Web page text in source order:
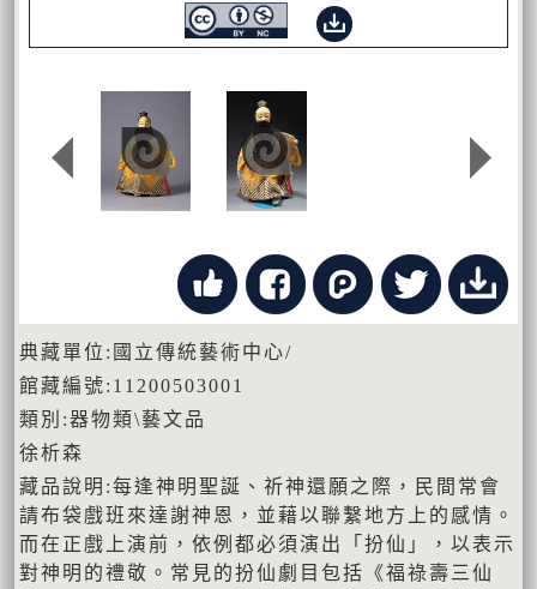
典藏單位:國立傳統藝術中心/
館藏編號:11200503001
類別:器物類\藝文品
徐析森
藏品說明:每逢神明聖誕、祈神還願之際，民間常會
請布袋戲班來達謝神恩，並藉以聯繫地方上的感情。
而在正戲上演前，依例都必須演出「扮仙」，以表示
對神明的禮敬。常見的扮仙劇目包括《福祿壽三仙